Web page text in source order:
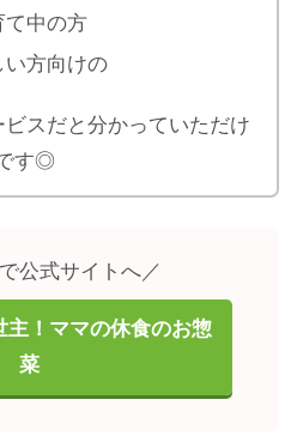
て中の方
い方向けの
スだと分かっていただけ
す◎
公式サイトへ／
主！ママの休食のお惣
菜